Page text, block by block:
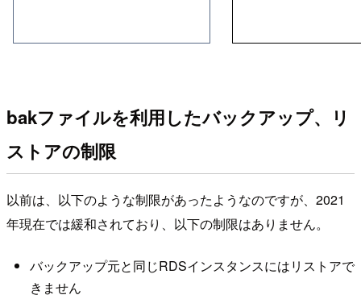
bakファイルを利用したバックアップ、リ
ストアの制限
以前は、以下のような制限があったようなのですが、2021
年現在では緩和されており、以下の制限はありません。
バックアップ元と同じRDSインスタンスにはリストアで
きません